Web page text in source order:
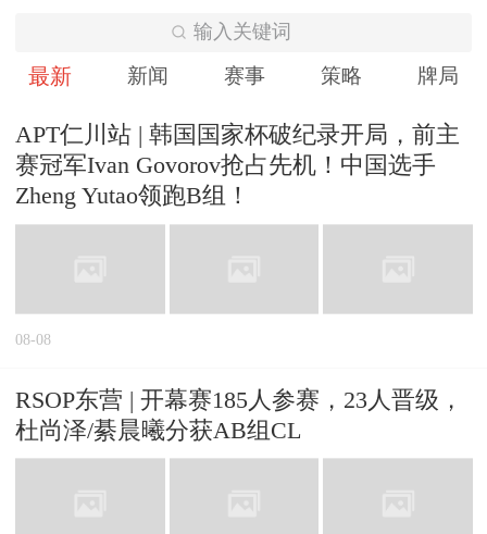
输入关键词
最新 新闻 赛事 策略 牌局
APT仁川站 | 韩国国家杯破纪录开局，前主
赛冠军Ivan Govorov抢占先机！中国选手
Zheng Yutao领跑B组！
08-08
RSOP东营 | 开幕赛185人参赛，23人晋级，
杜尚泽/綦晨曦分获AB组CL